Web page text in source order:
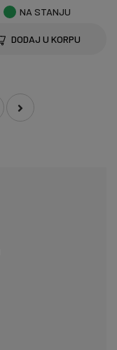
NA STANJU
DODAJ U KORPU